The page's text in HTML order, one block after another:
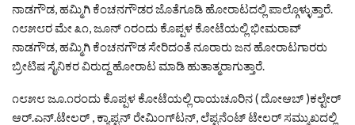
ನಾಡಗೌಡ, ಹಮ್ಮಿಗಿ ಕೆಂಚನಗೌಡರ ಜೊತೆಗೂಡಿ ಹೋರಾಟದಲ್ಲಿ ಪಾಲ್ಗೊಳ್ಳುತ್ತಾರೆ.
೧೮೫೮ರ ಮೇ ೩೧, ಜೂನ್ ೧ರಂದು ಕೊಪ್ಪಳ ಕೋಟೆಯಲ್ಲಿ ಭೀಮರಾವ್
ನಾಡಗೌಡ, ಹಮ್ಮಿಗಿ ಕೆಂಚನಗೌಡ ಸೇರಿದಂತೆ ನೂರಾರು ಜನ ಹೋರಾಟಗಾರರು
ಬ್ರೀಟಿಷ ಸೈನಿಕರ ವಿರುದ್ದ ಹೋರಾಟ ಮಾಡಿ ಹುತಾತ್ಮರಾಗುತ್ತಾರೆ.
೧೮೫೮ ಜೂ.೧ರಂದು ಕೊಪ್ಪಳ ಕೋಟೆಯಲ್ಲಿ ರಾಯಚೂರಿನ ( ದೋಆಬ್ )ಕಲ್ಟೇರ್
ಆರ್.ಎನ್.ಟೇಲರ್ , ಕ್ಯಾಪ್ಟನ್ ರೇಮಿಂಗ್‌ಟನ್, ಲೆಪ್ಟನೆಂಟ್ ಟೇಲರ್ ಸಮ್ಮುಖದಲ್ಲಿ